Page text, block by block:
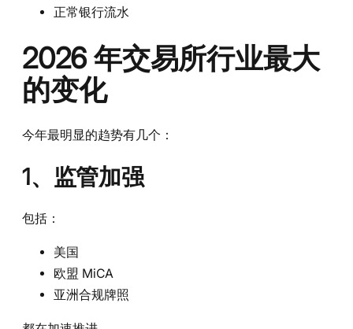
正常银行流水
2026 年交易所行业最大
的变化
今年最明显的趋势有几个：
1、监管加强
包括：
美国
欧盟 MiCA
亚洲合规牌照